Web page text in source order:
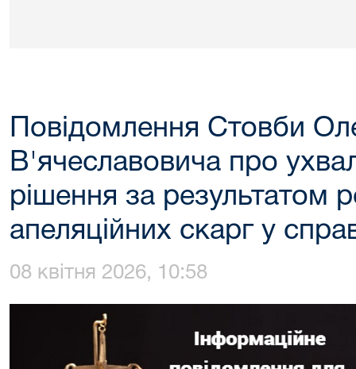
Повідомлення Стовби
В'ячеславовича про
рішення за результатом
апеляційних скарг у
08 квітня 2026, 10:58